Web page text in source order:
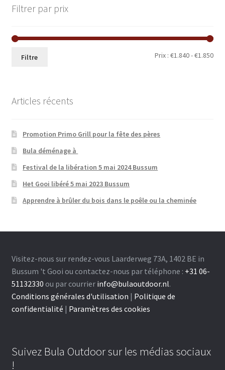
Filtrer par prix
Prix
Prix
Filtre Prix :€1.840-€1.850
Articles récents
Promotion Primo Grill pour la fête des pères
Bula déménage à
Festival de la libération 5 mai 2024 Bussum
Het Gooi libéré 5 mai 2023 Bussum
Apprendre à brûler du bois dans le poêle ou la cheminée
Visitez-nous sur rendez-vous Laarderweg 73A, 1402 BE in
Bussum 't Gooi ou contactez-nous par téléphone : +31 06-
51132330 ou par courrier info@bulaoutdoor.nl.
Conditions générales d'utilisation | Politique de
confidentialité | Paramètres des cookies
Suivez Bula Outdoor sur les médias sociaux
!